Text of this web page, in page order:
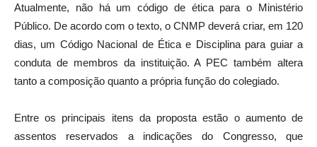
Atualmente, não há um código de ética para o Ministério
Público. De acordo com o texto, o CNMP deverá criar, em 120
dias, um Código Nacional de Ética e Disciplina para guiar a
conduta de membros da instituição. A PEC também altera
tanto a composição quanto a própria função do colegiado.
Entre os principais itens da proposta estão o aumento de
assentos reservados a indicações do Congresso, que